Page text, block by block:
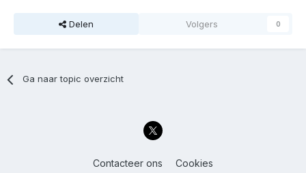
Delen Volgers 0
Ga naar topic overzicht
Contacteer ons Cookies